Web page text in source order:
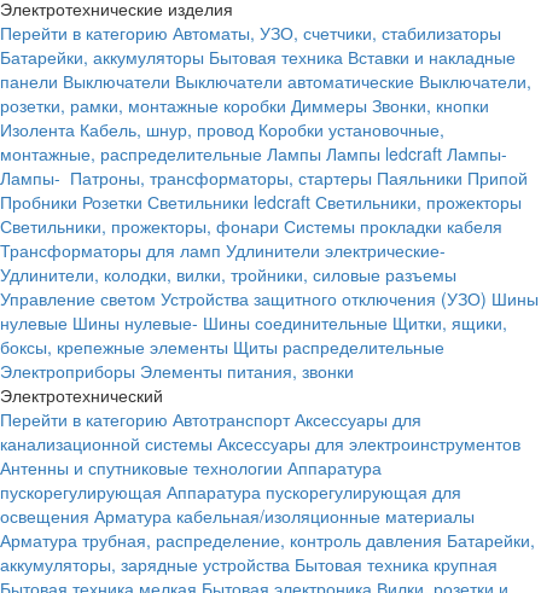
Электротехнические изделия
Перейти в категорию Автоматы, УЗО, счетчики, стабилизаторы
Батарейки, аккумуляторы Бытовая техника Вставки и накладные
панели Выключатели Выключатели автоматические Выключатели,
розетки, рамки, монтажные коробки Диммеры Звонки, кнопки
Изолента Кабель, шнур, провод Коробки установочные,
монтажные, распределительные Лампы Лампы ledcraft Лампы-
Лампы- Патроны, трансформаторы, стартеры Паяльники Припой
Пробники Розетки Светильники ledcraft Светильники, прожекторы
Светильники, прожекторы, фонари Системы прокладки кабеля
Трансформаторы для ламп Удлинители электрические-
Удлинители, колодки, вилки, тройники, силовые разъемы
Управление светом Устройства защитного отключения (УЗО) Шины
нулевые Шины нулевые- Шины соединительные Щитки, ящики,
боксы, крепежные элементы Щиты распределительные
Электроприборы Элементы питания, звонки
Электротехнический
Перейти в категорию Автотранспорт Аксессуары для
канализационной системы Аксессуары для электроинструментов
Антенны и спутниковые технологии Аппаратура
пускорегулирующая Аппаратура пускорегулирующая для
освещения Арматура кабельная/изоляционные материалы
Арматура трубная, распределение, контроль давления Батарейки,
аккумуляторы, зарядные устройства Бытовая техника крупная
Бытовая техника мелкая Бытовая электроника Вилки, розетки и